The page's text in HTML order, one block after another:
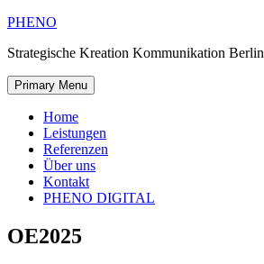
Skip
content
PHENO
Strategische Kreation Kommunikation Berlin
Primary Menu
Home
Leistungen
Referenzen
Über uns
Kontakt
PHENO DIGITAL
OE2025